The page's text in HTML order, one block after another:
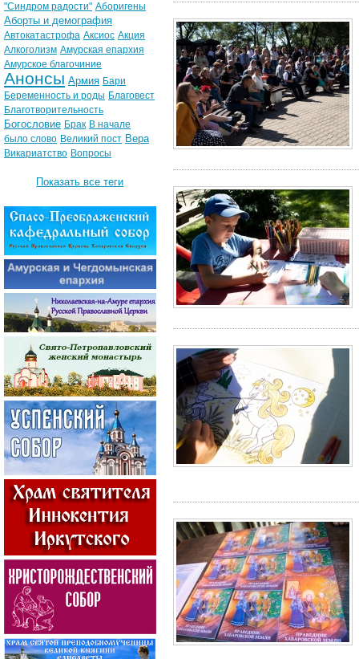
"Синдром радости" Аборигены
Аборты и демография
Автокатастрофа Аксиос Акция
Алкоголизм Амурская епархия
Амурское благочиние
Анонсы Армия Бари
Беременность и роды Благовест
Благотворительность
Богословие Брак В начале
было слово Великий пост Вера
Викариатство Вопросы
Показать все теги